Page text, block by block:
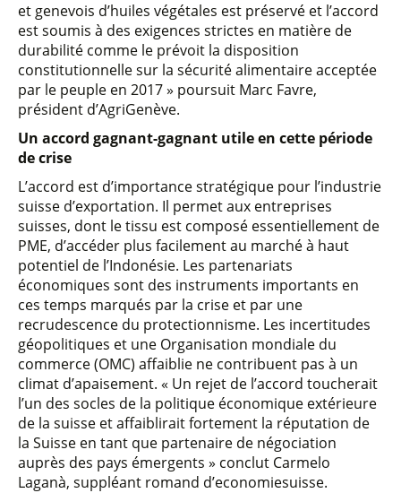
et genevois d’huiles végétales est préservé et l’accord
est soumis à des exigences strictes en matière de
durabilité comme le prévoit la disposition
constitutionnelle sur la sécurité alimentaire acceptée
par le peuple en 2017 » poursuit Marc Favre,
président d’AgriGenève.
Un accord gagnant-gagnant utile en cette période
de crise
L’accord est d’importance stratégique pour l’industrie
suisse d’exportation. Il permet aux entreprises
suisses, dont le tissu est composé essentiellement de
PME, d’accéder plus facilement au marché à haut
potentiel de l’Indonésie. Les partenariats
économiques sont des instruments importants en
ces temps marqués par la crise et par une
recrudescence du protectionnisme. Les incertitudes
géopolitiques et une Organisation mondiale du
commerce (OMC) affaiblie ne contribuent pas à un
climat d’apaisement. « Un rejet de l’accord toucherait
l’un des socles de la politique économique extérieure
de la suisse et affaiblirait fortement la réputation de
la Suisse en tant que partenaire de négociation
auprès des pays émergents » conclut Carmelo
Laganà, suppléant romand d’economiesuisse.